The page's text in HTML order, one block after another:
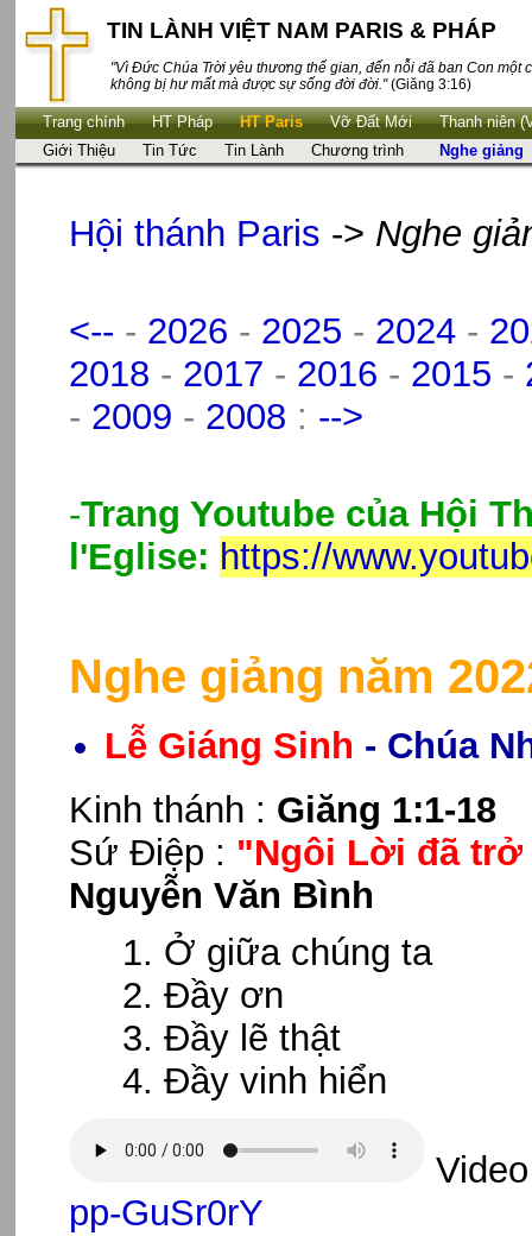
TIN LÀNH VIỆT NAM PARIS & PHÁP
"Vì Đức Chúa Trời yêu thương thế gian, đến nỗi đã ban Con một
không bị hư mất mà được sự sống đời đời."(Giăng 3:16)
Trang chính HT Pháp HT Paris Vỡ Đất Mới
Thanh niên
Giới Thiệu
Tin Tức Tin Lành Chương trình Nghe giảng
Hội thánh Paris -> Nghe
<-- - 2026 - 2025 - 2024-
2018 - 2017 - 2016 - 2015 -
- 2009 - 2008 : -->
-Trang Youtube của Hội
l'Eglise: https://
Nghe giảng năm
Lễ Giáng Sinh - Chúa
Kinh thánh : Giăng 1:1-18
Sứ Điệp : "Ngôi Lời đã trở
Nguyễn Văn Bình
Ở giữa chúng ta
Đầy ơn
Đầy lẽ thật
Đầy vinh hiển
pp-GuSr0rY